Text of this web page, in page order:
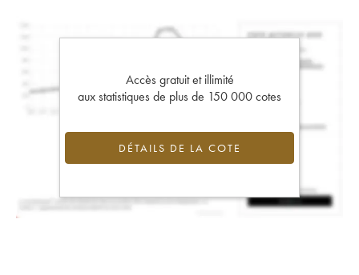
Accès gratuit et illimité
aux statistiques de plus de 150 000 cotes
DÉTAILS DE LA COTE